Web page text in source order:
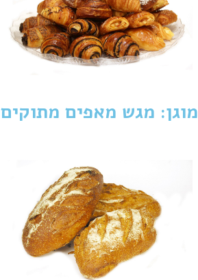
מוגן: מגש מאפים מתוקים